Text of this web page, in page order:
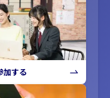
加する